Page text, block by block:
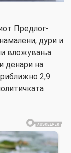
Предлог-
дури и
вложувања.
денари на
2,9